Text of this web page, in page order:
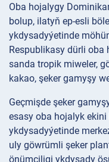
Oba hojalygy
bolup, ilatyň ep-esli
ykdysadyýetinde
Respublikasy dürli oba
sanda tropik miweler,
kakao, şeker gamyşy
Geçmişde şeker
esasy oba hojalyk
ykdysadyýetinde
uly göwrümli şeker
önümçiligi ykdysady